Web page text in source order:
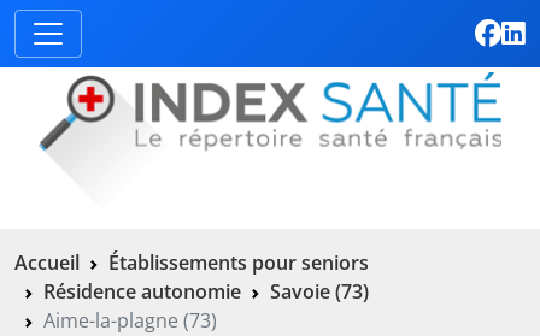
Accueil
Établissements pour seniors
Résidence autonomie
Savoie (73)
Aime-la-plagne (73)